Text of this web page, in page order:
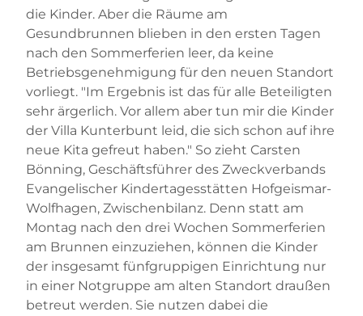
die Kinder. Aber die Räume am
Gesundbrunnen blieben in den ersten Tagen
nach den Sommerferien leer, da keine
Betriebsgenehmigung für den neuen Standort
vorliegt. "Im Ergebnis ist das für alle Beteiligten
sehr ärgerlich. Vor allem aber tun mir die Kinder
der Villa Kunterbunt leid, die sich schon auf ihre
neue Kita gefreut haben." So zieht Carsten
Bönning, Geschäftsführer des Zweckverbands
Evangelischer Kindertagesstätten Hofgeismar-
Wolfhagen, Zwischenbilanz. Denn statt am
Montag nach den drei Wochen Sommerferien
am Brunnen einzuziehen, können die Kinder
der insgesamt fünfgruppigen Einrichtung nur
in einer Notgruppe am alten Standort draußen
betreut werden. Sie nutzen dabei die